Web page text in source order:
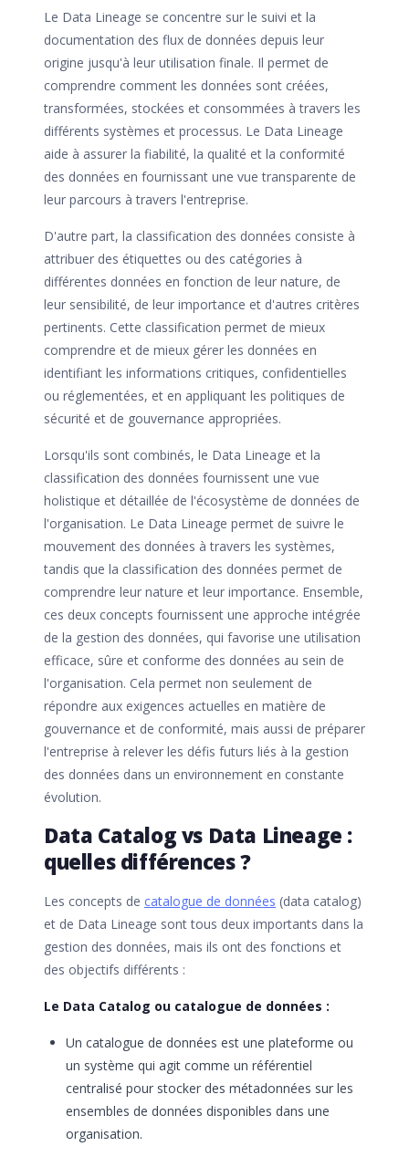
Le Data Lineage se concentre sur le suivi et la
documentation des flux de données depuis leur
origine jusqu'à leur utilisation finale. Il permet de
comprendre comment les données sont créées,
transformées, stockées et consommées à travers les
différents systèmes et processus. Le Data Lineage
aide à assurer la fiabilité, la qualité et la conformité
des données en fournissant une vue transparente de
leur parcours à travers l'entreprise.
D'autre part, la classification des données consiste à
attribuer des étiquettes ou des catégories à
différentes données en fonction de leur nature, de
leur sensibilité, de leur importance et d'autres critères
pertinents. Cette classification permet de mieux
comprendre et de mieux gérer les données en
identifiant les informations critiques, confidentielles
ou réglementées, et en appliquant les politiques de
sécurité et de gouvernance appropriées.
Lorsqu'ils sont combinés, le Data Lineage et la
classification des données fournissent une vue
holistique et détaillée de l'écosystème de données de
l'organisation. Le Data Lineage permet de suivre le
mouvement des données à travers les systèmes,
tandis que la classification des données permet de
comprendre leur nature et leur importance. Ensemble,
ces deux concepts fournissent une approche intégrée
de la gestion des données, qui favorise une utilisation
efficace, sûre et conforme des données au sein de
l'organisation. Cela permet non seulement de
répondre aux exigences actuelles en matière de
gouvernance et de conformité, mais aussi de préparer
l'entreprise à relever les défis futurs liés à la gestion
des données dans un environnement en constante
évolution.
Data Catalog vs Data Lineage :
quelles différences ?
Les concepts de catalogue de données (data catalog)
et de Data Lineage sont tous deux importants dans la
gestion des données, mais ils ont des fonctions et
des objectifs différents :
Le Data Catalog ou catalogue de données :
Un catalogue de données est une plateforme ou
un système qui agit comme un référentiel
centralisé pour stocker des métadonnées sur les
ensembles de données disponibles dans une
organisation.